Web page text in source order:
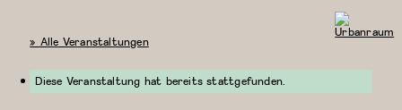
« Alle Veranstaltungen
Diese Veranstaltung hat bereits stattgefunden.